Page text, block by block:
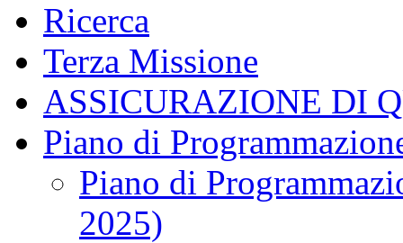
Ricerca
Terza Missione
ASSICURAZIONE DI
Piano di
Piano di
2025)